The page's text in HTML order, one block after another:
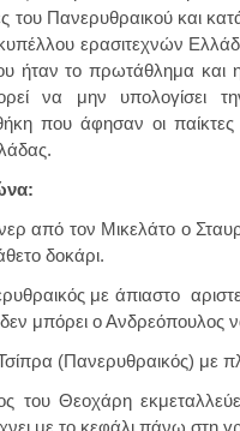
του Πανερυθραικού και
ερασιτεχνών
ήταν το πρωτάθλημα και
να μην υπολογίσει
που άφησαν οι
από τον Μικελάτο ο
δοκάρι.
με άπιαστο
μπόρει ο Ανδρεόπουλος
Τσίπρα (Πανερυθραικός)
του Θεοχάρη
με το κεφάλι πάνω στη